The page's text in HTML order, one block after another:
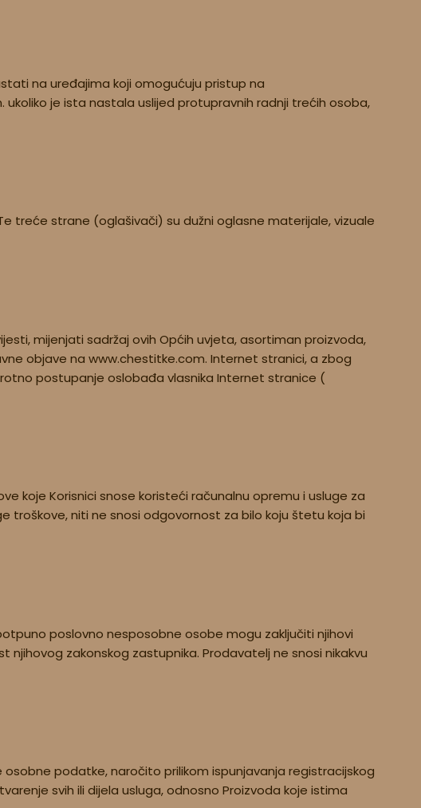
na uređajima koji omogućuju pristup na
je ista nastala uslijed protupravnih radnji trećih osoba,
treće strane (oglašivači) su dužni oglasne materijale, vizuale
mijenjati sadržaj ovih Općih uvjeta, asortiman proizvoda,
objave na www.chestitke.com. Internet stranici, a zbog
postupanje oslobađa vlasnika Internet stranice (
koje Korisnici snose koristeći računalnu opremu i usluge za
niti ne snosi odgovornost za bilo koju štetu koja bi
poslovno nesposobne osobe mogu zaključiti njihovi
zakonskog zastupnika. Prodavatelj ne snosi nikakvu
podatke, naročito prilikom ispunjavanja registracijskog
svih ili dijela usluga, odnosno Proizvoda koje istima